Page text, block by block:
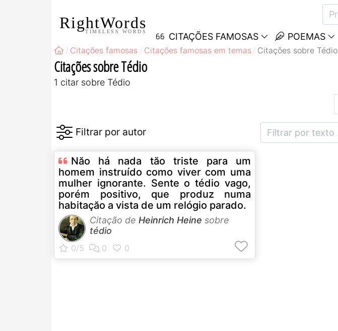
RightWords
TIMELESS WORDS CITAÇÕES FAMOSAS POEMAS
Citações famosas Citações famosas em temas Citações sobre Tédio
Citações sobre Tédio
1 citar sobre Tédio
Năo há nada tăo triste para um
homem instruído como viver com uma
mulher ignorante. Sente o tédio vago,
porém positivo, que produz numa
habitaçăo a vista de um relógio parado.
Citação de Heinrich Heine sobre
tédio